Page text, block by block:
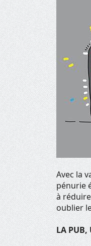
Avec la
pénurie
à
oublier
LA PUB,